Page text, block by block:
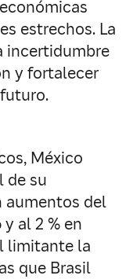
estrechos. La
incertidumbre
y fortalecer
México
de su
aumentos del
y al 2 % en
limitante la
que Brasil